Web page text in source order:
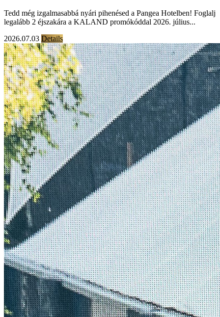
Tedd még izgalmasabbá nyári pihenésed a Pangea Hotelben! Foglalj
legalább 2 éjszakára a KALAND promókóddal 2026. július...
2026.07.03 Details